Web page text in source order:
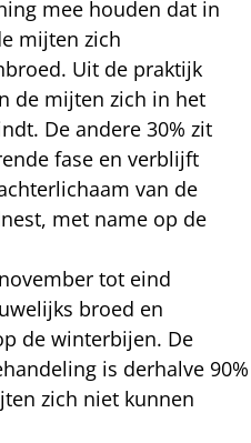
mee houden dat in
mijten zich
Uit de praktijk
de mijten zich in het
De andere 30% zit
fase en verblijft
van de
met name op de
tot eind
broed en
de winterbijen. De
is derhalve 90%
zich niet kunnen